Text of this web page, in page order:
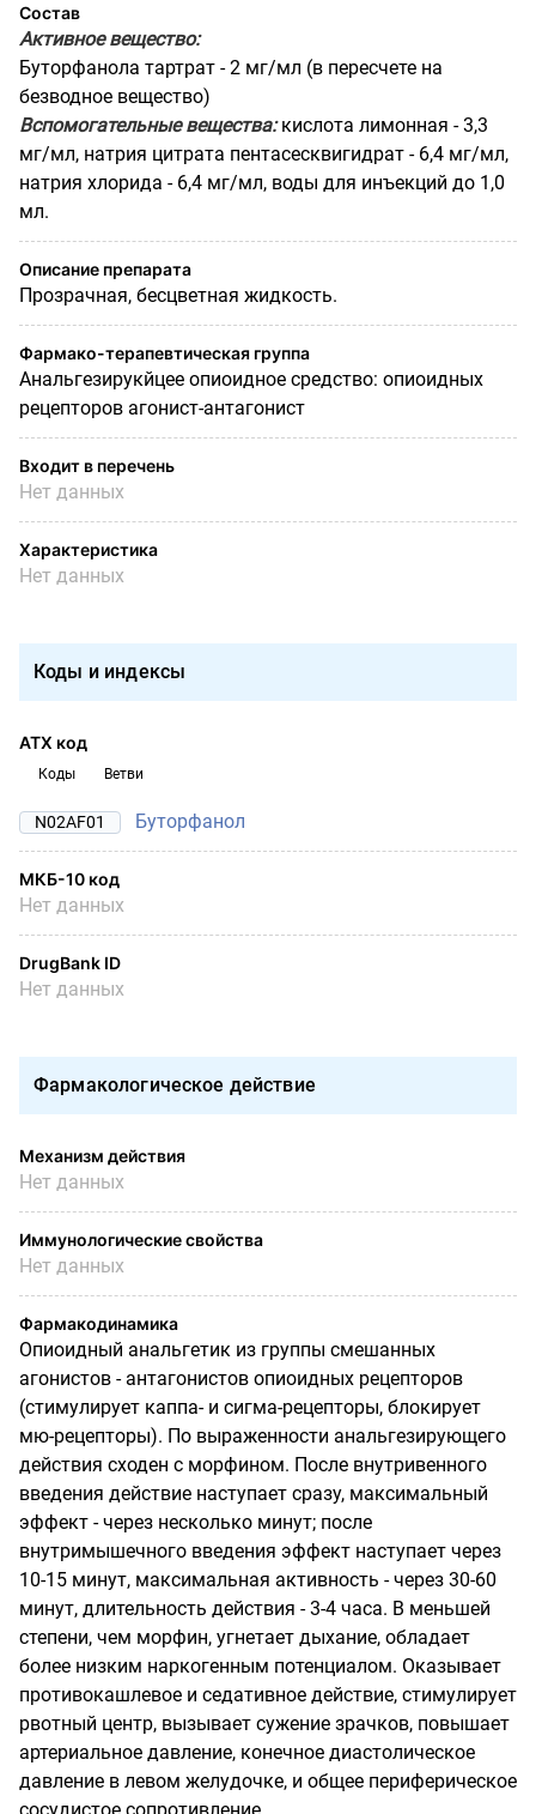
Состав
Активное вещество:
Буторфанола тартрат - 2 мг/мл (в пересчете на
безводное вещество)
Вспомогательные вещества:кислота лимонная - 3,3
мг/мл, натрия цитрата пентасесквигидрат - 6,4 мг/мл,
натрия хлорида - 6,4 мг/мл, воды для инъекций до 1,0
мл.
Описание препарата
Прозрачная, бесцветная жидкость.
Фармако-терапевтическая группа
Анальгезирукйцее опиоидное средство: опиоидных
рецепторов агонист-антагонист
Входит в перечень
Нет данных
Характеристика
Нет данных
Коды и индексы
АТХ код
Коды Ветви
N02AF01 Буторфанол
МКБ-10 код
Нет данных
DrugBank ID
Нет данных
Фармакологическое действие
Механизм действия
Нет данных
Иммунологические свойства
Нет данных
Фармакодинамика
Опиоидный анальгетик из группы смешанных
агонистов - антагонистов опиоидных рецепторов
(стимулирует каппа- и сигма-рецепторы, блокирует
мю-рецепторы). По выраженности анальгезирующего
действия сходен с морфином. После внутривенного
введения действие наступает сразу, максимальный
эффект - через несколько минут; после
внутримышечного введения эффект наступает через
10-15 минут, максимальная активность - через 30-60
минут, длительность действия - 3-4 часа. В меньшей
степени, чем морфин, угнетает дыхание, обладает
более низким наркогенным потенциалом. Оказывает
противокашлевое и седативное действие, стимулирует
рвотный центр, вызывает сужение зрачков, повышает
артериальное давление, конечное диастолическое
давление в левом желудочке, и общее периферическое